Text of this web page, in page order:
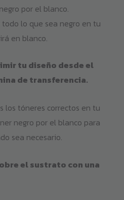
por el blanco.
lo que sea negro en tu
en blanco.
tu diseño desde el
de transferencia.
los tóneres correctos en tu
negro por el blanco para
sea necesario.
el sustrato con una